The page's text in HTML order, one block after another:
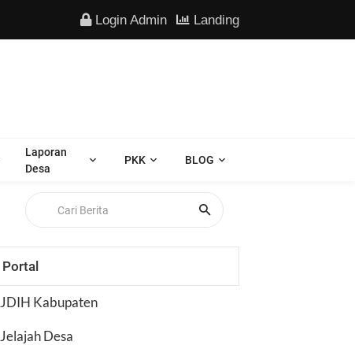
Login Admin Landing
Laporan
Desa
PKK BLOG
Portal
JDIH Kabupaten
Jelajah Desa